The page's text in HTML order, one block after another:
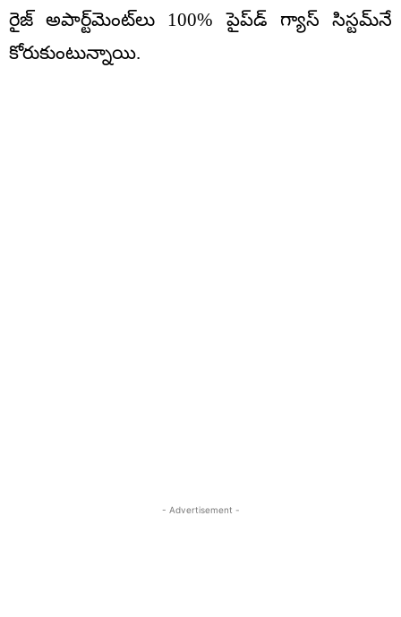
రైజ్ అపార్ట్‌మెంట్‌లు 100% పైప్‌డ్ గ్యాస్ సిస్టమ్‌నే
కోరుకుంటున్నాయి.
- Advertisement -